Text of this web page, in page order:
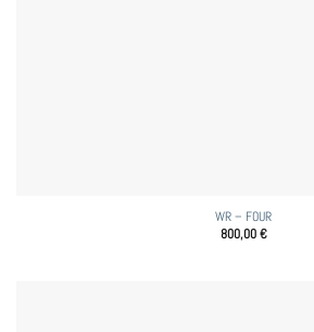
WR – FOUR
800,00€